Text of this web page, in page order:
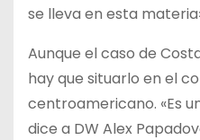
se lleva en esta
Aunque el caso de
hay que situarlo en el
centroamericano. «Es
dice a DW Alex